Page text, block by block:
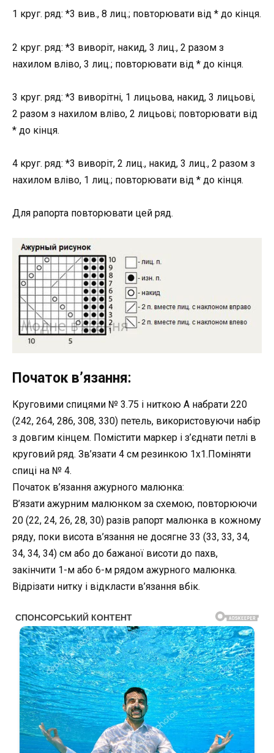
1 круг. ряд: *3 вив., 8 лиц.; повторювати від * до кінця.
2 круг. ряд: *3 виворіт, накид, 3 лиц., 2 разом з
нахилом вліво, 3 лиц.; повторювати від * до кінця.
3 круг. ряд: *3 виворітні, 1 лицьова, накид, 3 лицьові,
2 разом з нахилом вліво, 2 лицьові; повторювати від
* до кінця.
4 круг. ряд: *3 виворіт, 2 лиц., накид, 3 лиц., 2 разом з
нахилом вліво, 1 лиц.; повторювати від * до кінця.
Для рапорта повторювати цей ряд.
Початок в’язання:
Круговими спицями № 3.75 і ниткою А набрати 220
(242, 264, 286, 308, 330) петель, використовуючи набір
з довгим кінцем. Помістити маркер і з’єднати петлі в
круговий ряд. Зв’язати 4 см резинкою 1х1.Поміняти
спиці на № 4.
Початок в’язання ажурного малюнка:
В’язати ажурним малюнком за схемою, повторюючи
20 (22, 24, 26, 28, 30) разів рапорт малюнка в кожному
ряду, поки висота в’язання не досягне 33 (33, 33, 34,
34, 34, 34) см або до бажаної висоти до пахв,
закінчити 1-м або 6-м рядом ажурного малюнка.
Відрізати нитку і відкласти в’язання вбік.